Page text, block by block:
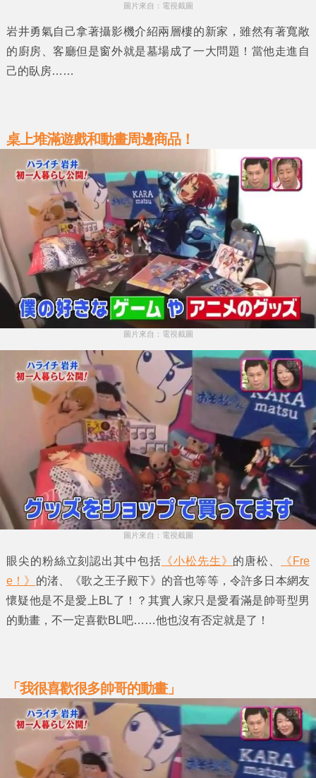
圖片來自：電視截圖
岩井勇氣自己拿著攝影機介紹兩層樓的新家，雖然有著寬敞
的廚房、客廳但是窗外就是墓場成了一大問題！當他走進自
己的臥房……
桌上堆滿遊戲和動畫周邊商品！
圖片來自：電視截圖
圖片來自：電視截圖
眼尖的粉絲立刻認出其中包括 《小松先生》 的 唐松
《Fre
e！》 的渚、 《歌之王子殿下》 的音也等等，令許多日本網友
懷疑他是不是愛上 BL了！？其實人家只是愛看滿是帥哥型男
的動畫，不一定喜歡BL吧……他也沒有否定就是了！
「我很喜歡很多帥哥的動畫」